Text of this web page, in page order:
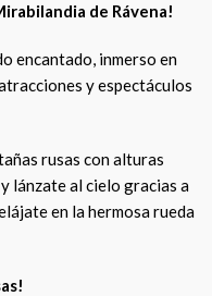
de Rávena!
encantado, inmerso en
y espectáculos
rusas con alturas
lánzate al cielo gracias a
en la hermosa rueda